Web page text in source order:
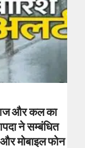
आज और कल का
ने सम्बंधित
मोबाइल फोन